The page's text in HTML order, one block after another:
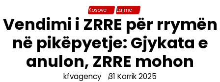
Kosovë Lajme
Vendimi i ZRRE për rrymën
në pikëpyetje: Gjykata e
anulon, ZRRE mohon
kfvagency 31 Korrik 2025